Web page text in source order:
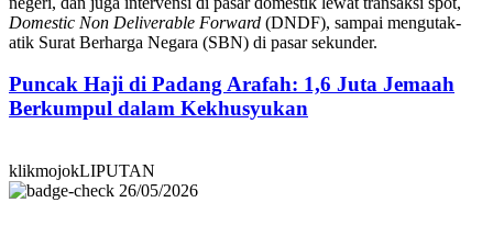
Domestic Non Deliverable Forward (DNDF), sampai mengutak-
atik Surat Berharga Negara (SBN) di pasar sekunder.
Puncak Haji di Padang Arafah: 1,6 Juta Jemaah
Berkumpul dalam Kekhusyukan
klikmojokLIPUTAN
26/05/2026